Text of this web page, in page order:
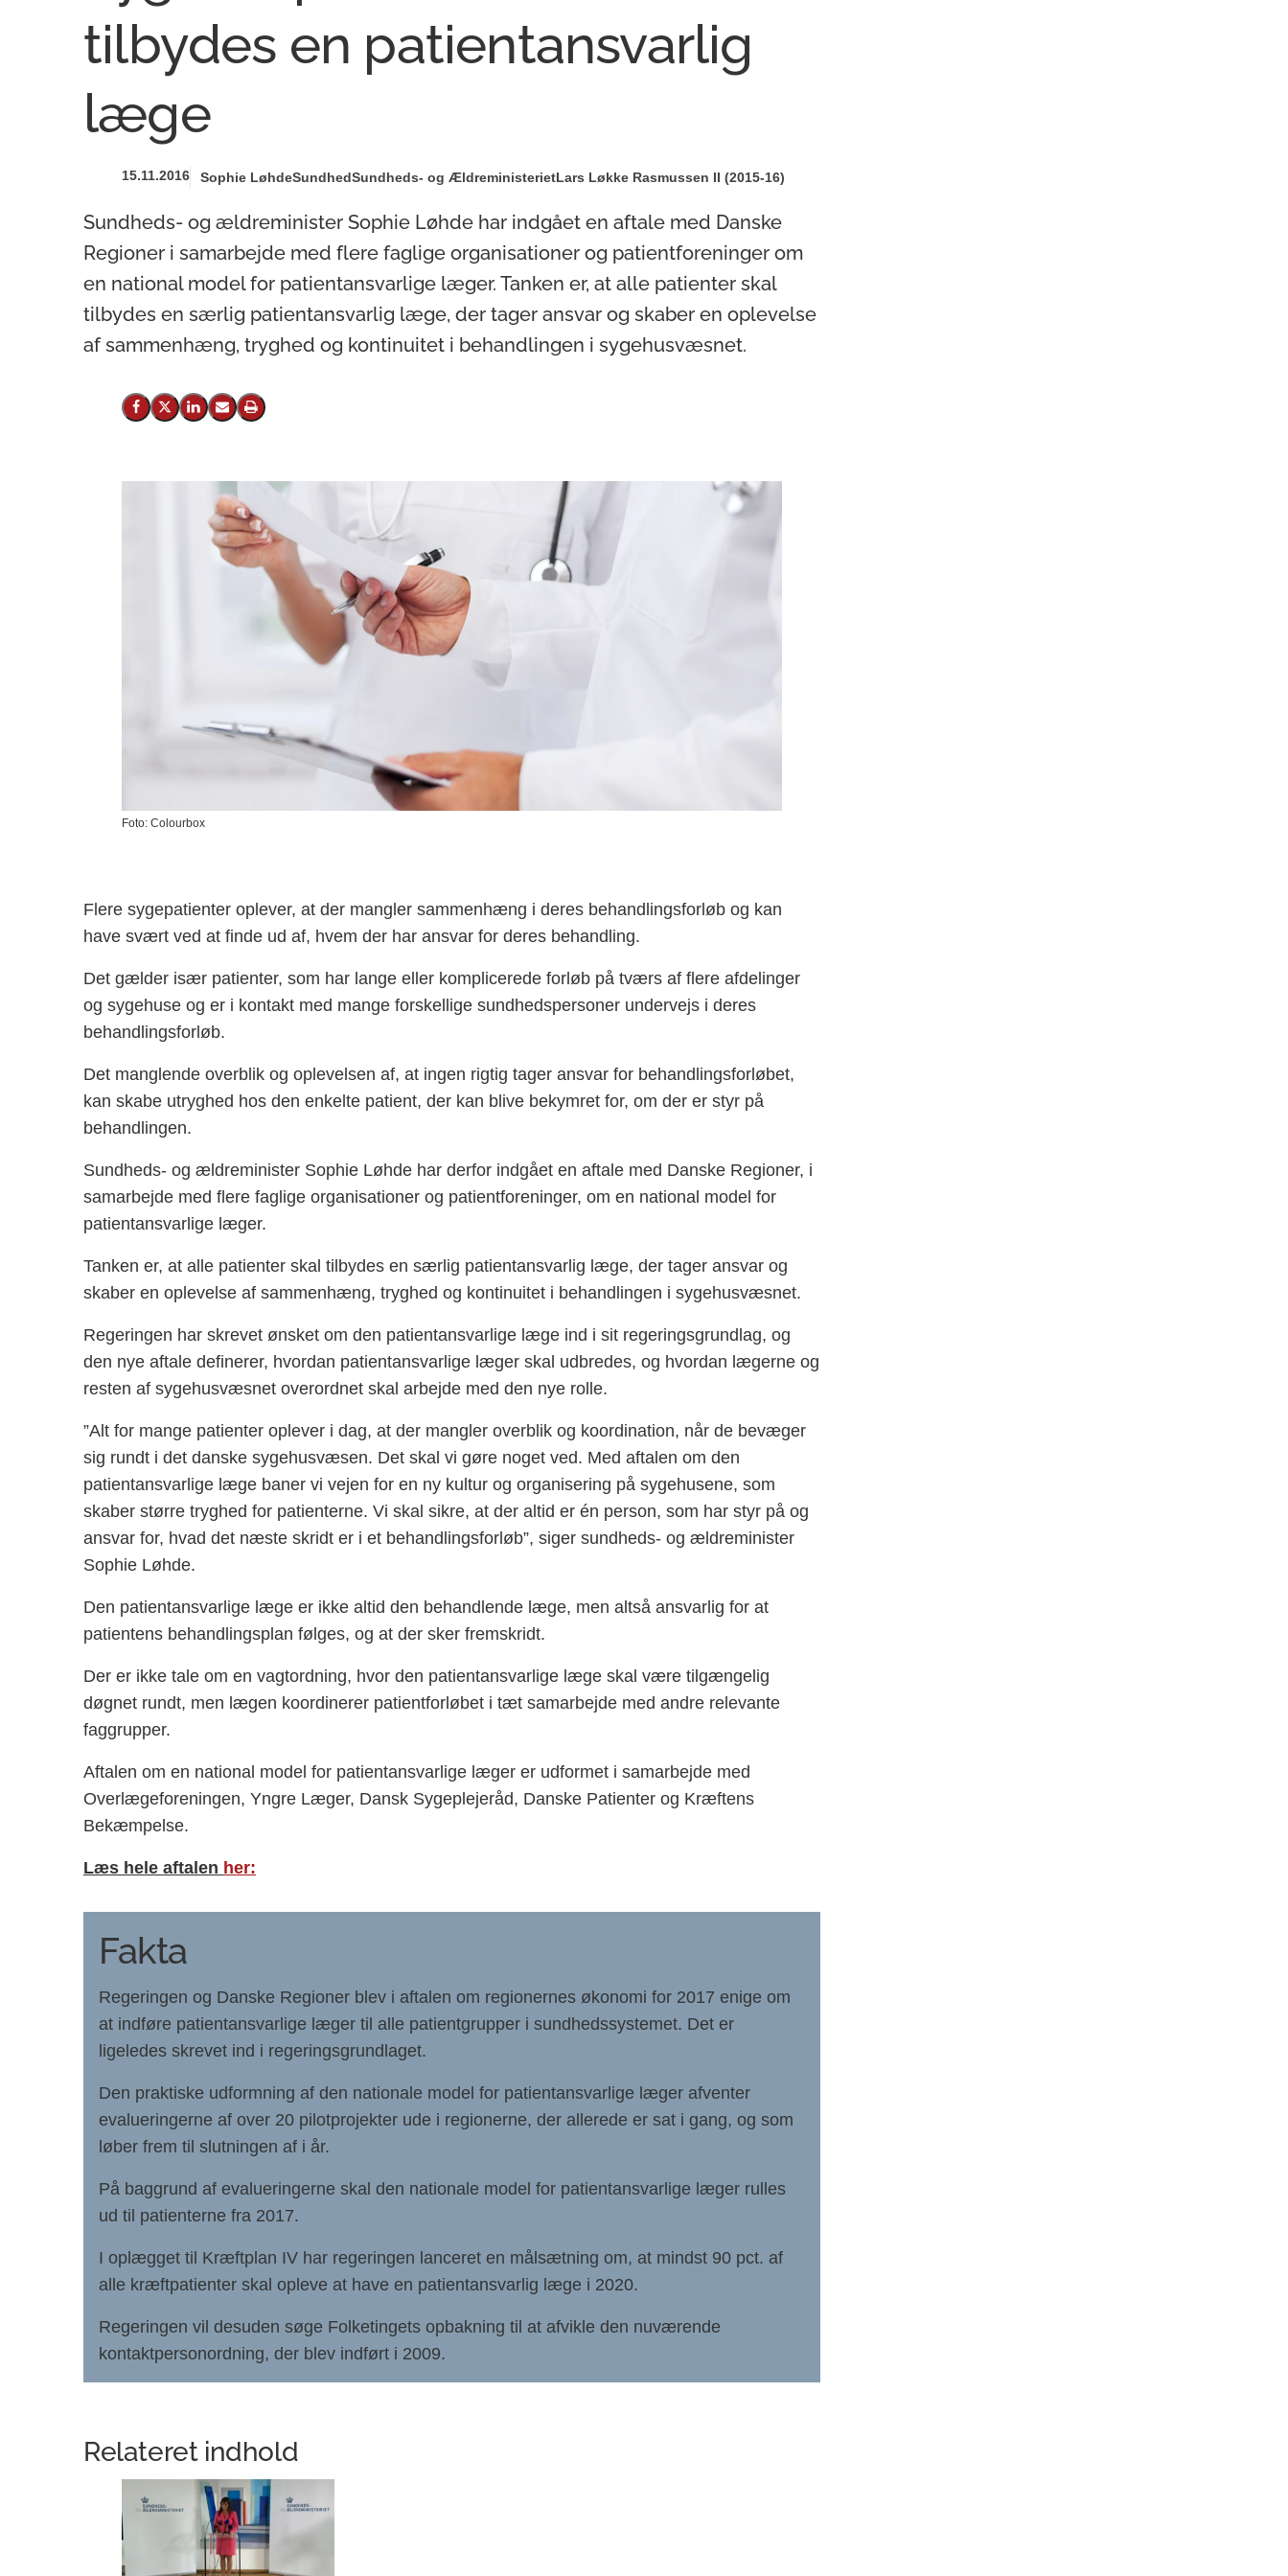
tilbydes en patientansvarlig
læge
15.11.2016 Sophie LøhdeSundhedSundheds- og ÆldreministerietLars Løkke Rasmussen II (2015-16)
Sundheds- og ældreminister Sophie Løhde har indgået en aftale med Danske
Regioner i samarbejde med flere faglige organisationer og patientforeninger om
en national model for patientansvarlige læger. Tanken er, at alle patienter skal
tilbydes en særlig patientansvarlig læge, der tager ansvar og skaber en oplevelse
af sammenhæng, tryghed og kontinuitet i behandlingen i sygehusvæsnet.
Del på Facebook
Del på X (Twitter)
Del på LinkedIn
Send email
Print
Foto: Colourbox
Flere sygepatienter oplever, at der mangler sammenhæng i deres behandlingsforløb og kan
have svært ved at finde ud af, hvem der har ansvar for deres behandling.
Det gælder især patienter, som har lange eller komplicerede forløb på tværs af flere afdelinger
og sygehuse og er i kontakt med mange forskellige sundhedspersoner undervejs i deres
behandlingsforløb.
Det manglende overblik og oplevelsen af, at ingen rigtig tager ansvar for behandlingsforløbet,
kan skabe utryghed hos den enkelte patient, der kan blive bekymret for, om der er styr på
behandlingen.
Sundheds- og ældreminister Sophie Løhde har derfor indgået en aftale med Danske Regioner, i
samarbejde med flere faglige organisationer og patientforeninger, om en national model for
patientansvarlige læger.
Tanken er, at alle patienter skal tilbydes en særlig patientansvarlig læge, der tager ansvar og
skaber en oplevelse af sammenhæng, tryghed og kontinuitet i behandlingen i sygehusvæsnet.
Regeringen har skrevet ønsket om den patientansvarlige læge ind i sit regeringsgrundlag, og
den nye aftale definerer, hvordan patientansvarlige læger skal udbredes, og hvordan lægerne og
resten af sygehusvæsnet overordnet skal arbejde med den nye rolle.
”Alt for mange patienter oplever i dag, at der mangler overblik og koordination, når de bevæger
sig rundt i det danske sygehusvæsen. Det skal vi gøre noget ved. Med aftalen om den
patientansvarlige læge baner vi vejen for en ny kultur og organisering på sygehusene, som
skaber større tryghed for patienterne. Vi skal sikre, at der altid er én person, som har styr på og
ansvar for, hvad det næste skridt er i et behandlingsforløb”, siger sundheds- og ældreminister
Sophie Løhde.
Den patientansvarlige læge er ikke altid den behandlende læge, men altså ansvarlig for at
patientens behandlingsplan følges, og at der sker fremskridt.
Der er ikke tale om en vagtordning, hvor den patientansvarlige læge skal være tilgængelig
døgnet rundt, men lægen koordinerer patientforløbet i tæt samarbejde med andre relevante
faggrupper.
Aftalen om en national model for patientansvarlige læger er udformet i samarbejde med
Overlægeforeningen, Yngre Læger, Dansk Sygeplejeråd, Danske Patienter og Kræftens
Bekæmpelse.
Læs hele aftalen her:
Fakta
Regeringen og Danske Regioner blev i aftalen om regionernes økonomi for 2017 enige om
at indføre patientansvarlige læger til alle patientgrupper i sundhedssystemet. Det er
ligeledes skrevet ind i regeringsgrundlaget.
Den praktiske udformning af den nationale model for patientansvarlige læger afventer
evalueringerne af over 20 pilotprojekter ude i regionerne, der allerede er sat i gang, og som
løber frem til slutningen af i år.
På baggrund af evalueringerne skal den nationale model for patientansvarlige læger rulles
ud til patienterne fra 2017.
I oplægget til Kræftplan IV har regeringen lanceret en målsætning om, at mindst 90 pct. af
alle kræftpatienter skal opleve at have en patientansvarlig læge i 2020.
Regeringen vil desuden søge Folketingets opbakning til at afvikle den nuværende
kontaktpersonordning, der blev indført i 2009.
Relateret indhold